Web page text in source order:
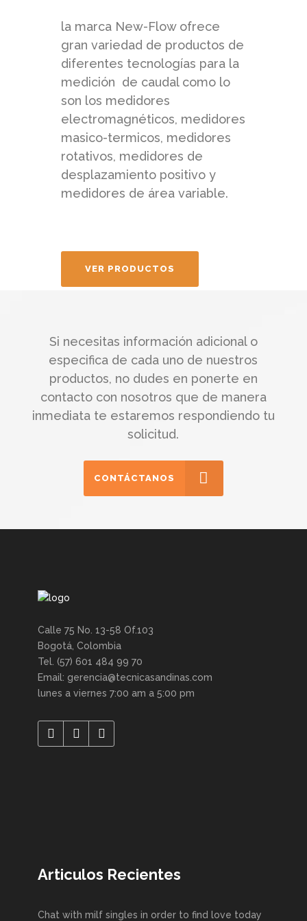
la marca New-Flow ofrece
gran variedad de productos de
diferentes tecnologías para la
medición de caudal como lo
son los medidores
electromagnéticos, medidores
masico-termicos, medidores
rotativos, medidores de
desplazamiento positivo y
medidores de área variable.
VER PRODUCTOS
Si necesitas información adicional o
especifica de cada uno de nuestros
productos, no dudes en ponerte en
contacto con nosotros que de manera
inmediata te estaremos respondiendo tu
solicitud.
CONTÁCTANOS
Calle 75 No. 13-58 Of.103
Bogotá, Colombia
Tel. (57) 601 484 99 70
Email: gerencia@tecnicasandinas.com
lunes a viernes 7:00 am a 5:00 pm
Articulos Recientes
Chat with milf singles in order to find love today